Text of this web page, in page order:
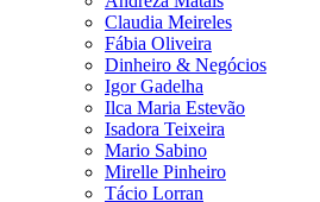
Claudia Meireles
Fábia Oliveira
Dinheiro & Negócios
Igor Gadelha
Ilca Maria Estevão
Isadora Teixeira
Mario Sabino
Mirelle Pinheiro
Tácio Lorran